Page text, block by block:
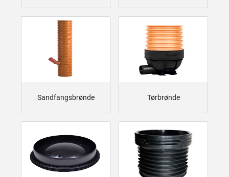
Sandfangsbrønde Tørbrønde